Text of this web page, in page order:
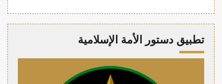
تطبيق دستور الأمة الإسلامية